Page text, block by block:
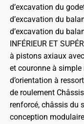
d’excavation du
d’excavation du
d’excavation du
INFÉRIEUR ET
à pistons axiaux avec
et couronne à simple
d’orientation à
de roulement
renforcé, châssis du
conception